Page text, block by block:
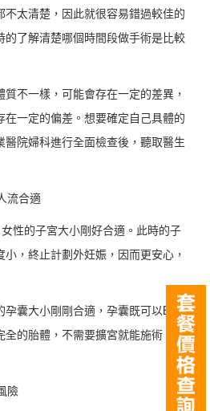
太清楚，因此就很容易錯過較佳的
了解清楚哪個時間段做手術是比較
不一樣，可能會存在一定的差異，
一定的偏差。想要確定自己具體的
院婦科進行全面檢查後，聽取醫生
流合適
性的子宮大小剛好合適。此時的子
，終止計劃外妊娠，因而更安心，
孕囊大小剛剛合適，孕囊既可以B超
的胎體，不需要擴宮就能施術，對
險